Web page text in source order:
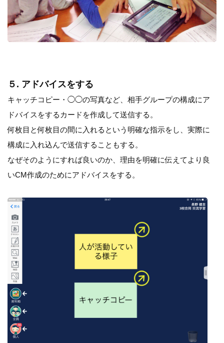
５. アドバイスをする
キャッチコピー・◯◯の写真など、相手グループの構成にア
ドバイスをするカードを作成して送信する。
何枚目と何枚目の間に入れるという明確な指示をし、実際に
構成に入れ込んで送信することもする。
なぜそのようにすれば良いのか、理由を明確に伝えてより良
いCM作成のためにアドバイスをする。